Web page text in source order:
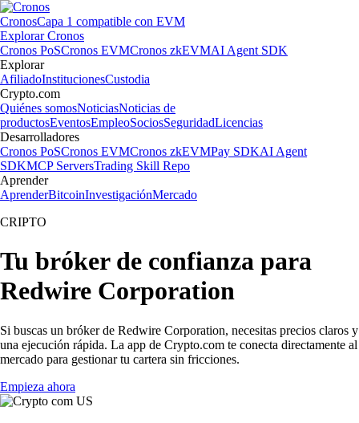
CronosCapa 1 compatible con EVM
Explorar Cronos
Cronos PoSCronos EVMCronos zkEVMAI Agent SDK
Explorar
AfiliadoInstitucionesCustodia
Crypto.com
Quiénes somosNoticiasNoticias de
productosEventosEmpleoSociosSeguridadLicencias
Desarrolladores
Cronos PoSCronos EVMCronos zkEVMPay SDKAI Agent
SDKMCP ServersTrading Skill Repo
Aprender
AprenderBitcoinInvestigaciónMercado
CRIPTO
Tu bróker de confianza para
Redwire Corporation
Si buscas un bróker de Redwire Corporation, necesitas precios claros y
una ejecución rápida. La app de Crypto.com te conecta directamente al
mercado para gestionar tu cartera sin fricciones.
Empieza ahora